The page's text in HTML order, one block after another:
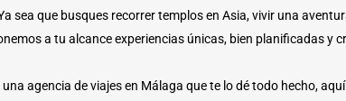
sea que busques recorrer templos en Asia, vivir una
a tu alcance experiencias únicas, bien planificadas y
agencia de viajes en Málaga que te lo dé todo hecho,